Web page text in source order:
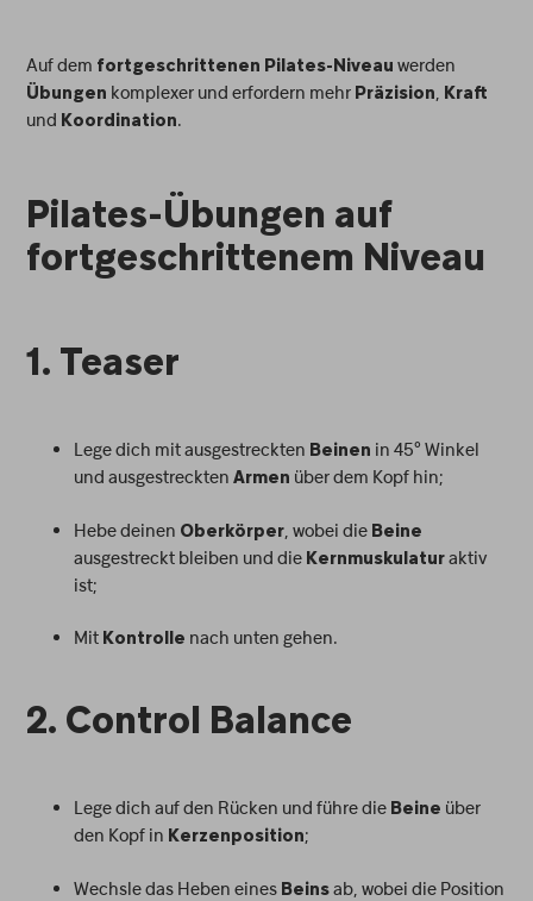
Auf dem fortgeschrittenen Pilates-Niveau werden
Übungen komplexer und erfordern mehr Präzision, Kraft
und Koordination.
Pilates-Übungen auf
fortgeschrittenem Niveau
1. Teaser
Lege dich mit ausgestreckten Beinen in 45° Winkel
und ausgestrecktenArmen über dem Kopf hin;
Hebe deinen Oberkörper, wobei die Beine
ausgestreckt bleiben und die Kernmuskulatur aktiv
ist;
Mit Kontrolle nach unten gehen.
2. Control Balance
Lege dich auf den Rücken und führe die Beine über
den Kopf in Kerzenposition;
Wechsle das Heben eines Beins ab, wobei die Position